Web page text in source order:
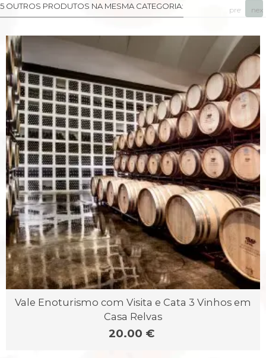
5 OUTROS PRODUTOS NA MESMA CATEGORIA:
Vale Enoturismo com Visita e Cata 3 Vinhos em
Casa Relvas
20.00 €
prev next